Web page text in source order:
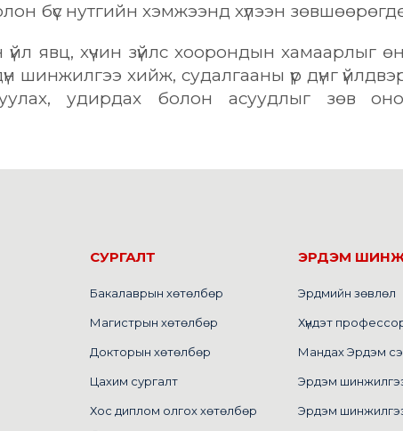
бүс нутгийн хэмжээнд хүлээн
явц, хүчин зүйлс хоорондын хамаарлыг
шинжилгээ хийж, судалгааны үр дүнг
удирдах болон асуудлыг зөв
СУРГАЛТ
Бакалаврын хөтөлбөр
Магистрын хөтөлбөр
Докторын хөтөлбөр
Цахим сургалт
Хос диплом олгох хөтөлбөр
ЭРДЭМ
Эрдмийн зөвлөл
Хүндэт
Мандах Эрдэм
Эрдэм
Эрдэм